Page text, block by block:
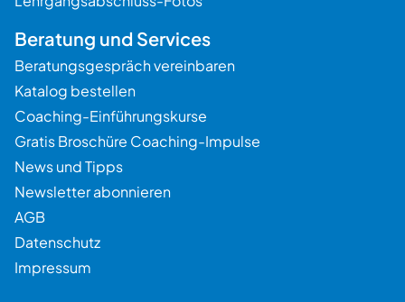
Beratung und Services
Beratungsgespräch vereinbaren
Katalog bestellen
Coaching-Einführungskurse
Gratis Broschüre Coaching-Impulse
News und Tipps
Newsletter abonnieren
AGB
Datenschutz
Impressum